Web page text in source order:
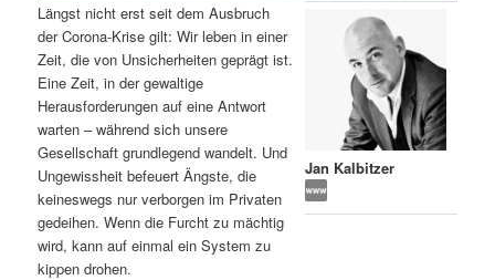
n
h
a
l
t
s
n
I
n
h
a
l
Jan Kalbitzer
Längst nicht erst seit dem Ausbruch
der Corona-Krise gilt: Wir leben in einer
Zeit, die von Unsicherheiten geprägt ist.
Eine Zeit, in der gewaltige
Herausforderungen auf eine Antwort
warten – während sich unsere
Gesellschaft grundlegend wandelt. Und
Ungewissheit befeuert Ängste, die
keineswegs nur verborgen im Privaten
gedeihen. Wenn die Furcht zu mächtig
wird, kann auf einmal ein System zu
kippen drohen.